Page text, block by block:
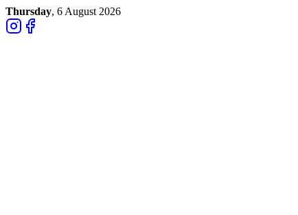
Thursday, 6 August 2026